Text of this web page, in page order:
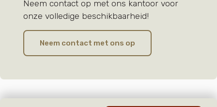
Neem contact op met ons kantoor voor
onze volledige beschikbaarheid!
Neem contact met ons op